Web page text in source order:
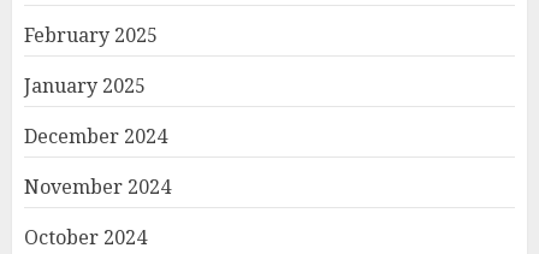
February 2025
January 2025
December 2024
November 2024
October 2024